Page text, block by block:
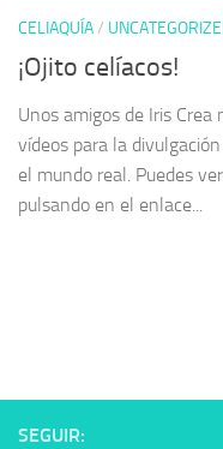
CELIAQUÍA/
¡Ojito celíacos!
Unos amigos de Iris
vídeos para la
el mundo real. Puedes
pulsando en el enlace...
SEGUIR: